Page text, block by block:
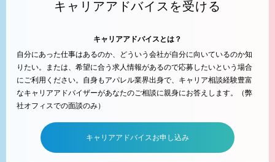
キャリアアドバイスを受ける
キャリアアドバイスとは？
自分にあった仕事はあるのか、どういう会社が自分に向いているのか知
りたい。または、希望に合う求人情報があるので応募したいという場合
にご利用ください。自身もアパレル業界出身で、キャリア相談経験豊富
なキャリアアドバイザーがあなたのご相談に親身にお答えします。（弊
社オフィスでの面談のみ）
キャリアアドバイスお申し込み